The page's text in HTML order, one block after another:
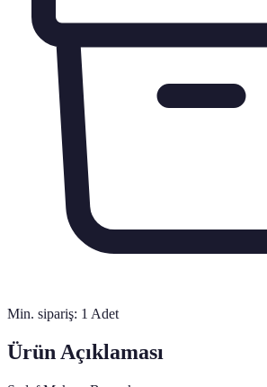
Min. sipariş: 1 Adet
Ürün Açıklaması